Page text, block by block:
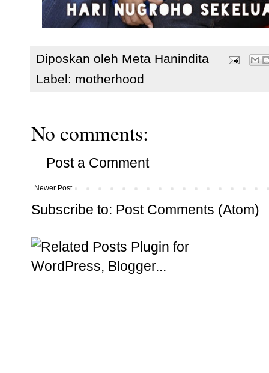
Diposkan oleh Meta Hanindita
Label: motherhood
No comments:
Post a Comment
Newer Post
Subscribe to: Post Comments (Atom)